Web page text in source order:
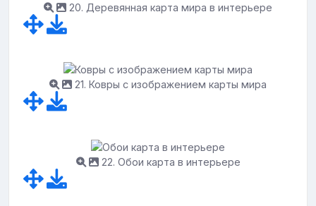
20. Деревянная карта мира в интерьере
21. Ковры с изображением карты мира
22. Обои карта в интерьере